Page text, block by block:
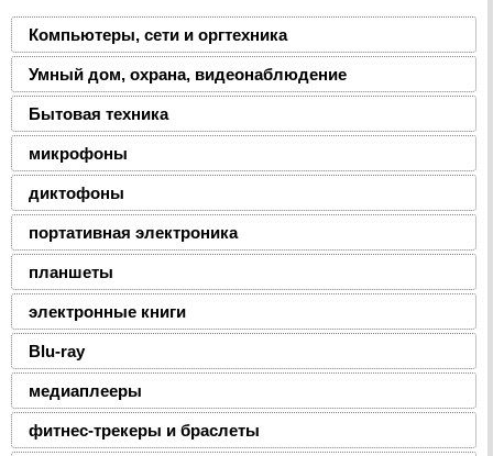
Компьютеры, сети и оргтехника
Умный дом, охрана, видеонаблюдение
Бытовая техника
микрофоны
диктофоны
портативная электроника
планшеты
электронные книги
Blu-ray
медиаплееры
фитнес-трекеры и браслеты